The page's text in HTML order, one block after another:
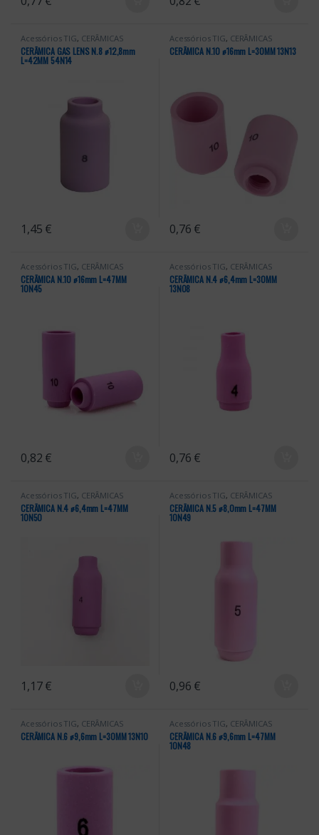
Acessórios TIG, CERÂMICAS
CERÂMICA GAS LENS N.8 ꬾ12,8mm
L=42MM 54N14
1,45 €
Acessórios TIG, CERÂMICAS
CERÂMICA N.10 ꬾ16mm L=30MM 13N13
0,76 €
Acessórios TIG, CERÂMICAS
CERÂMICA N.10 ꬾ16mm L=47MM
10N45
0,82 €
Acessórios TIG, CERÂMICAS
CERÂMICA N.4 ꬾ6,4mm L=30MM
13N08
0,76 €
Acessórios TIG, CERÂMICAS
CERÂMICA N.4 ꬾ6,4mm L=47MM
10N50
1,17€
Acessórios TIG, CERÂMICAS
CERÂMICA N.5 ꬾ8,0mm L=47MM
10N49
0,96 €
Acessórios TIG, CERÂMICAS
CERÂMICA N.6 ꬾ9,6mm L=30MM 13N10
Acessórios TIG, CERÂMICAS
CERÂMICA N.6 ꬾ9,6mm L=47MM
10N48